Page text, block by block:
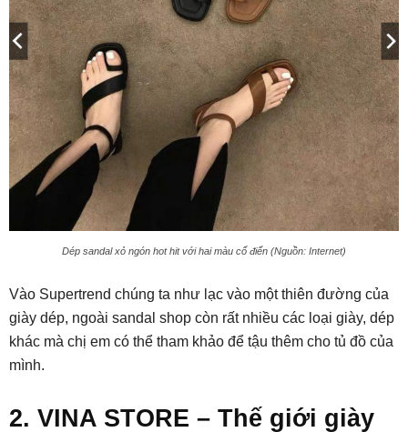
Dép sandal xỏ ngón hot hit với hai màu cổ điển (Nguồn: Internet)
Vào Supertrend chúng ta như lạc vào một thiên đường của
giày dép, ngoài sandal shop còn rất nhiều các loại giày, dép
khác mà chị em có thể tham khảo để tậu thêm cho tủ đồ của
mình.
2. VINA STORE – Thế giới giày